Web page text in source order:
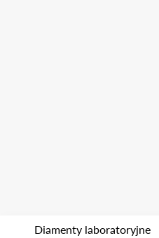
Diamenty laboratoryjne